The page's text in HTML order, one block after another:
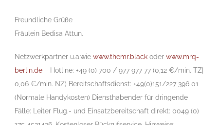
Freundliche Grüße
Fräulein Bedisa Attun.
Netzwerkpartner u.a.wie www.themr.black oder www.mrq-
berlin.de – Hotline: +49 (0) 700 / 977 977 77 (0,12 €/min. TZ|
0,06 €/min. NZ) Bereitschaftsdienst: +49(0)151/227 396 01
(Normale Handykosten) Diensthabender für dringende
Fälle: Leiter Flug.- und Einsatzbereitschaft direkt: 0049 (0)